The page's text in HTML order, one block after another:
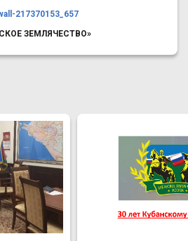
217370153_657
ЗЕМЛЯЧЕСТВО»